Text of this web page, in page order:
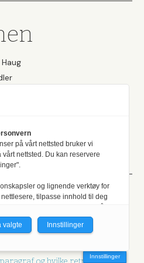
, ogvår
Innstillinger
på vårt nettsted bruker vi
nettsted. Du kan reservere
og lignende verktøy for
tilpasse innhold til deg
til medlemmene i
fra dine besøk på tvers av
valgte Innstillinger